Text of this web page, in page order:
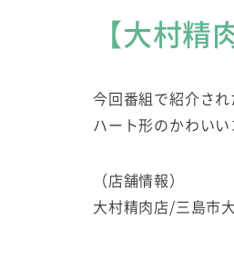
【大村精
今回番組で紹介さ
ハート形のかわい
（店舗情報）
大村精肉店/三島市